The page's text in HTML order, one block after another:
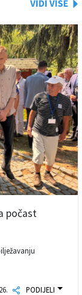
počast
PODIJELI